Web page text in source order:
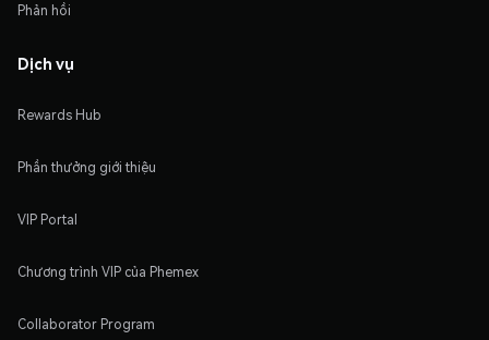
Phản hồi
Dịch vụ
Rewards Hub
Phần thưởng giới thiệu
VIP Portal
Chương trình VIP của Phemex
Collaborator Program